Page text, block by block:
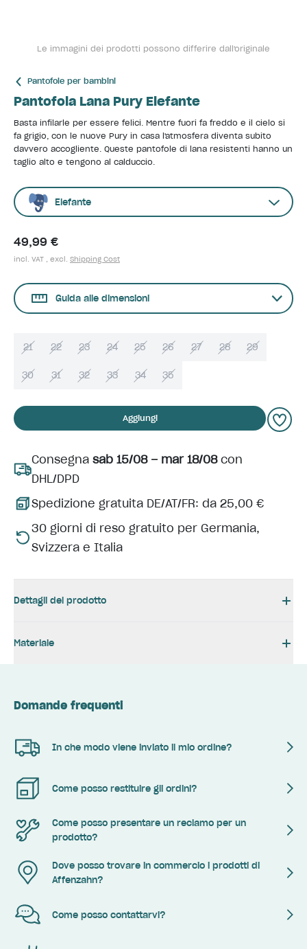
Le immagini dei prodotti possono differire dall'originale
Pantofole per bambini
Pantofola Lana Pury Elefante
Basta infilarle per essere felici. Mentre fuori fa freddo e il cielo si
fa grigio, con le nuove Pury in casa l'atmosfera diventa subito
davvero accogliente. Queste pantofole di lana resistenti hanno un
taglio alto e tengono al calduccio.
Elefante
49,99 €
incl. VAT , excl. Shipping Cost
Guida alle dimensioni
21 22 23 24 25 26 27 28 29
30 31 32 33 34 35
Aggiungi
Consegna sab 15/08 – mar 18/08con
DHL/DPD
Spedizione gratuita DE/AT/FR: da 25,00 €
30 giorni di reso gratuito per Germania,
Svizzera e Italia
Dettagli del prodotto
Materiale
Domande frequenti
In che modo viene inviato il mio ordine?
Come posso restituire gli ordini?
Come posso presentare un reclamo per un
prodotto?
Dove posso trovare in commercio i prodotti di
Affenzahn?
Come posso contattarvi?